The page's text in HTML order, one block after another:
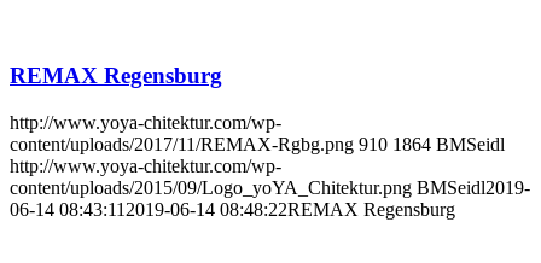
REMAX Regensburg
http://www.yoya-chitektur.com/wp-
content/uploads/2017/11/REMAX-Rgbg.png 910 1864 BMSeidl
http://www.yoya-chitektur.com/wp-
content/uploads/2015/09/Logo_yoYA_Chitektur.png BMSeidl2019-
06-14 08:43:11 2019-06-14 08:48:22REMAX Regensburg